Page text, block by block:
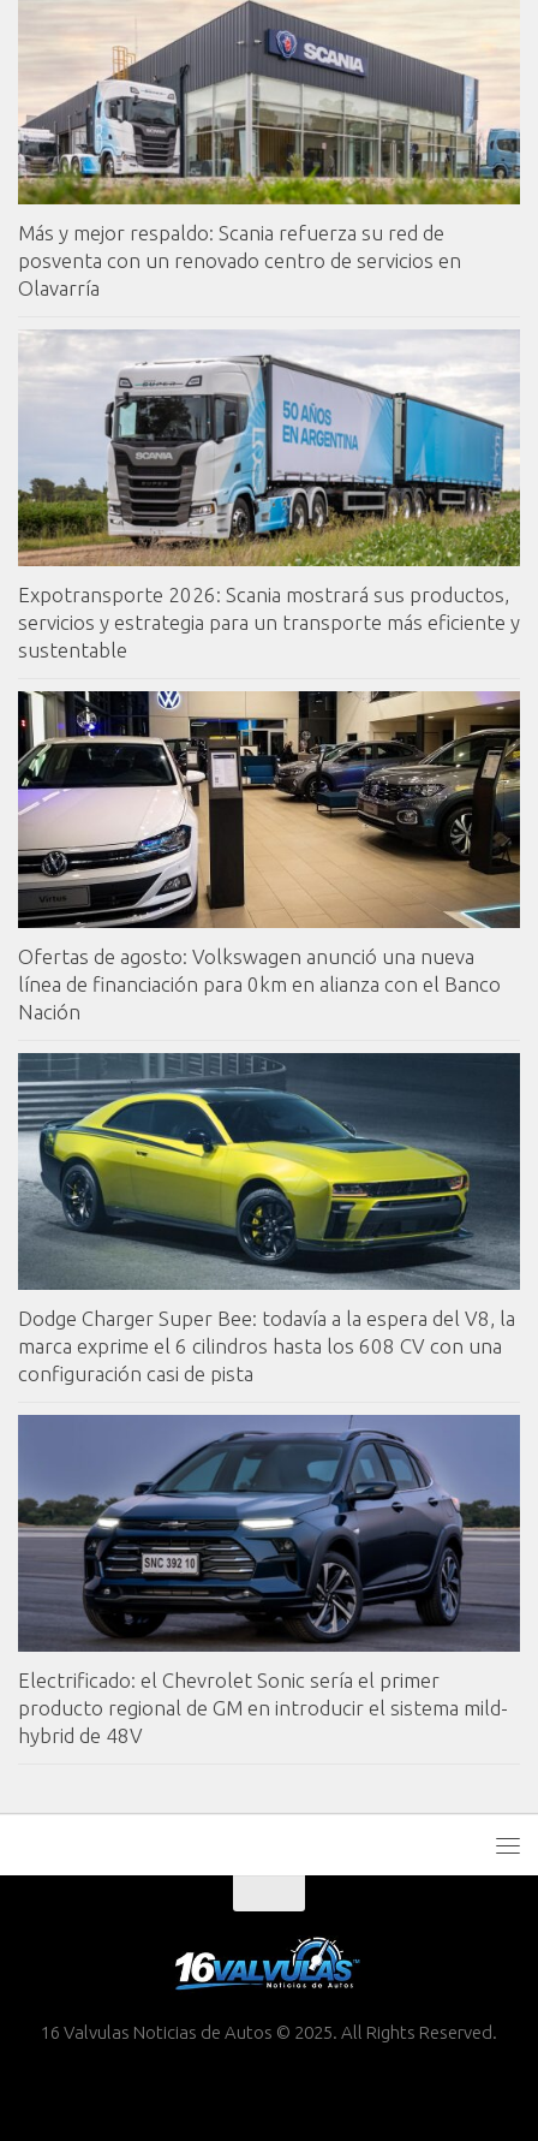
Más y mejor respaldo: Scania refuerza su red de
posventa con un renovado centro de servicios en
Olavarría
Expotransporte 2026: Scania mostrará sus productos,
servicios y estrategia para un transporte más eficiente y
sustentable
Ofertas de agosto: Volkswagen anunció una nueva
línea de financiación para 0km en alianza con el Banco
Nación
Dodge Charger Super Bee: todavía a la espera del V8, la
marca exprime el 6 cilindros hasta los 608 CV con una
configuración casi de pista
Electrificado: el Chevrolet Sonic sería el primer
producto regional de GM en introducir el sistema mild-
hybrid de 48V
16 Valvulas Noticias de Autos © 2025. All Rights Reserved.